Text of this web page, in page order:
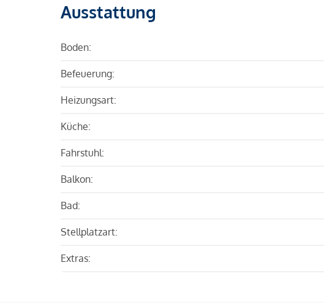
Ausstattung
Boden:
Befeuerung:
Heizungsart:
Küche:
Fahrstuhl:
Balkon:
Bad:
Stellplatzart:
Extras: